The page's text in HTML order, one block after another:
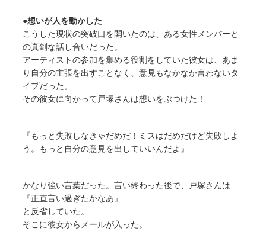
●想いが人を動かした
こうした現状の突破口を開いたのは、ある女性メンバーと
の真剣な話し合いだった。
アーティストの参加を集める役割をしていた彼女は、あま
り自分の主張を出すことなく、意見もなかなか言わないタ
イプだった。
その彼女に向かって戸塚さんは想いをぶつけた！
『もっと失敗しなきゃだめだ！ミスはだめだけど失敗しよ
う。もっと自分の意見を出していいんだよ』
かなり強い言葉だった。言い終わった後で、戸塚さんは
『正直言い過ぎたかなあ』
と反省していた。
そこに彼女からメールが入った。